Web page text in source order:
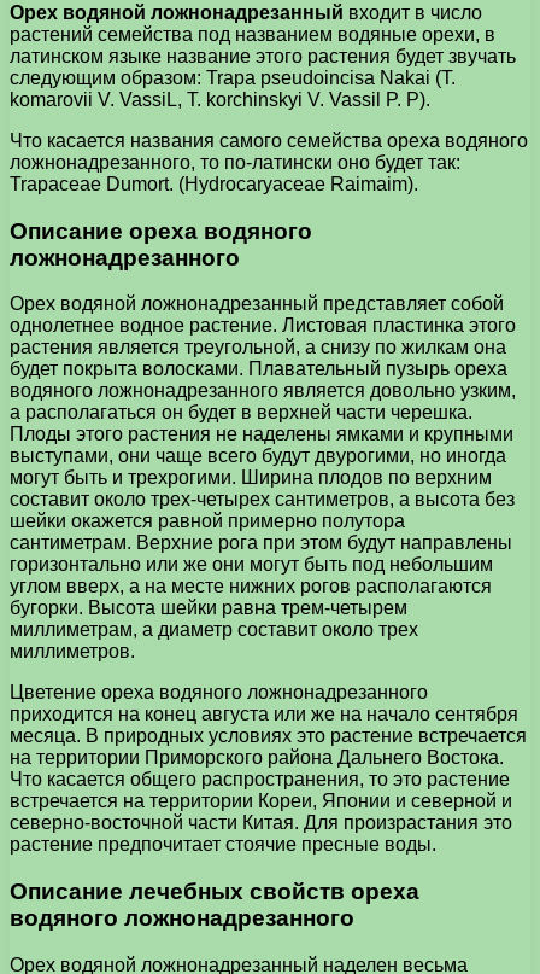
Орех водяной ложнонадрезанный входит в число
растений семейства под названием водяные орехи, в
латинском языке название этого растения будет звучать
следующим образом: Trapa pseudoincisa Nakai (Т.
komarovii V. VassiL, T. korchinskyi V. Vassil P. P).
Что касается названия самого семейства ореха водяного
ложнонадрезанного, то по-латински оно будет так:
Trapaceae Dumort. (Hydrocaryaceae Raimaim).
Описание ореха водяного
ложнонадрезанного
Орех водяной ложнонадрезанный представляет собой
однолетнее водное растение. Листовая пластинка этого
растения является треугольной, а снизу по жилкам она
будет покрыта волосками. Плавательный пузырь ореха
водяного ложнонадрезанного является довольно узким,
а располагаться он будет в верхней части черешка.
Плоды этого растения не наделены ямками и крупными
выступами, они чаще всего будут двурогими, но иногда
могут быть и трехрогими. Ширина плодов по верхним
составит около трех-четырех сантиметров, а высота без
шейки окажется равной примерно полутора
сантиметрам. Верхние рога при этом будут направлены
горизонтально или же они могут быть под небольшим
углом вверх, а на месте нижних рогов располагаются
бугорки. Высота шейки равна трем-четырем
миллиметрам, а диаметр составит около трех
миллиметров.
Цветение ореха водяного ложнонадрезанного
приходится на конец августа или же на начало сентября
месяца. В природных условиях это растение встречается
на территории Приморского района Дальнего Востока.
Что касается общего распространения, то это растение
встречается на территории Кореи, Японии и северной и
северно-восточной части Китая. Для произрастания это
растение предпочитает стоячие пресные воды.
Описание лечебных свойств ореха
водяного ложнонадрезанного
Орех водяной ложнонадрезанный наделен весьма